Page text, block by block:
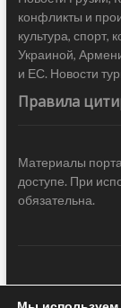
конфликты и
культура,
Украиной,
и ЕС. Новости
Правила
Материалы
доступе. При
обязательна.